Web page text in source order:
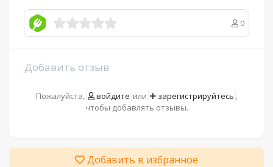
0
Добавить отзыв
Пожалуйста, войдите или зарегистрируйтесь ,
чтобы добавлять отзывы.
Добавить в избранное